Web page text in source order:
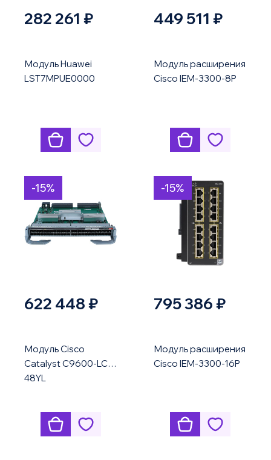
282 261 ₽
Модуль Huawei
LST7MPUE0000
449 511 ₽
Модуль расширения
Cisco IEM-3300-8P
-15%
622 448 ₽
Модуль Cisco
Catalyst C9600-LC-
48YL
-15%
795 386 ₽
Модуль расширения
Cisco IEM-3300-16P